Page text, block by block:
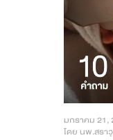
มกราคม 21,
โดย นพ.สรา